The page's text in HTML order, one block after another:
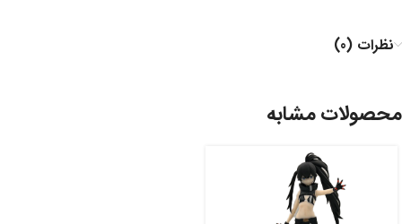
نظرات (0)
محصولات مشابه